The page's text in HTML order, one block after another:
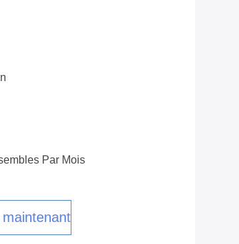
Par Mois